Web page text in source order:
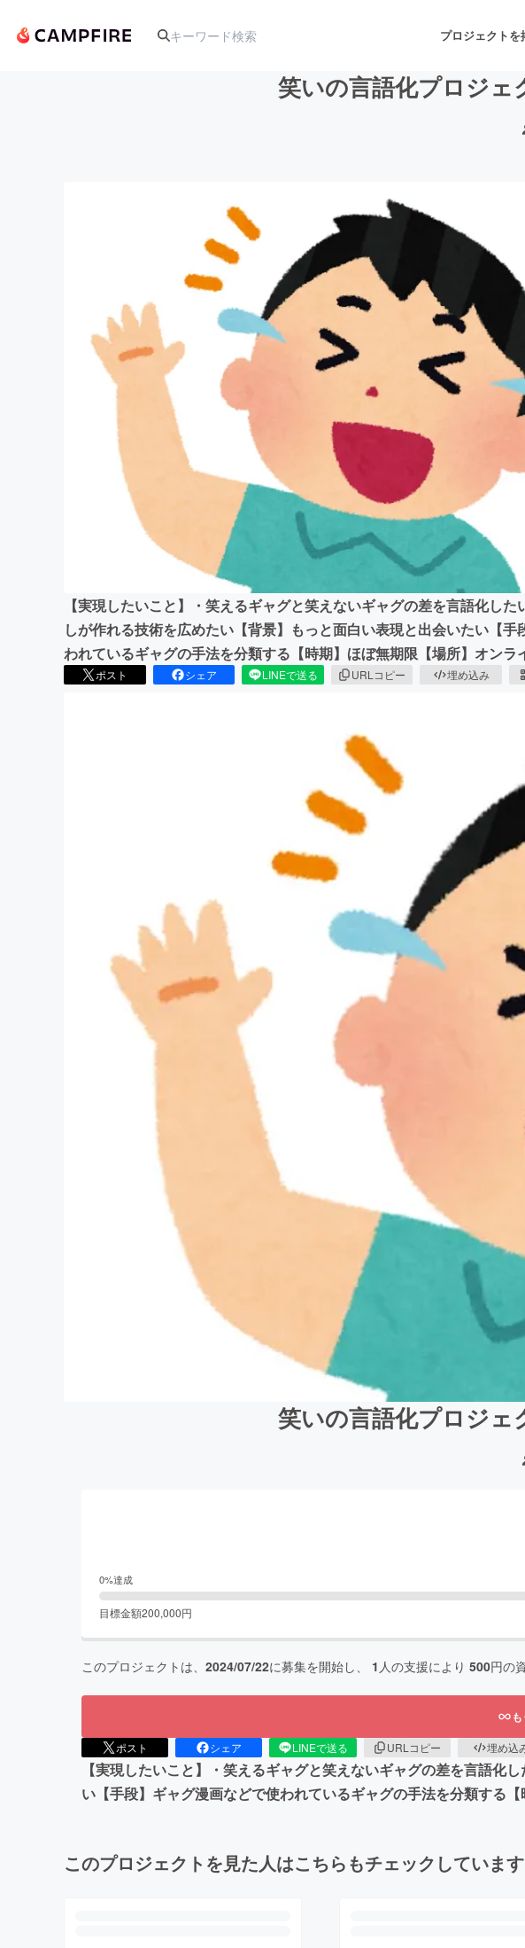
プロジェクトを
アート・写真 音楽
テクノロジー・ガジェット ゲーム・サービス開
映像・映画 書籍・雑誌出版
ビジネス・起業 チャレンジ
まちづくり・地域活性化
笑いの言語化プロジ
【実現したいこと】・笑えるギャグと笑えないギャグの差を言語化し
しが作れる技術を広めたい【背景】もっと面白い表現と出会いたい【手
われているギャグの手法を分類する【時期】ほぼ無期限【場所】オンラ
ポスト シェア LINEで送る URLコピー 埋め込み
笑いの言語化プロジ
0%達成
目標金額200,000円
このプロジェクトは、 2024/07/22に募集を開始し、 1 人の支援により 500円の
ポスト シェア LINEで送る URLコピー 埋め込
【実現したいこと】・笑えるギャグと笑えないギャグの差を言語化
い【手段】ギャグ漫画などで使われているギャグの手法を分類する
このプロジェクトを見た人はこちらもチェックしています